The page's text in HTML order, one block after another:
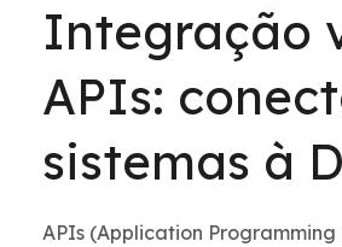
Integração
APIs:
sistemas à
APIs (Application